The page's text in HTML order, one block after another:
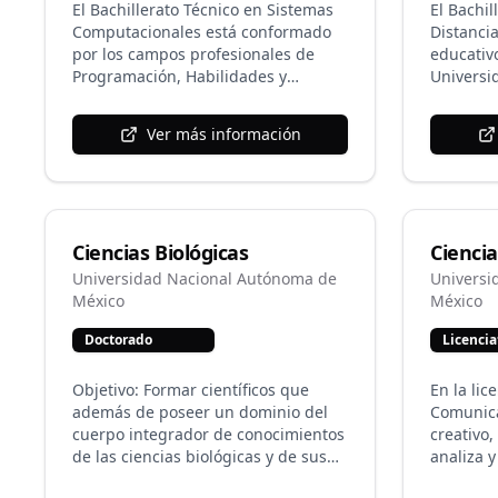
El Bachillerato Técnico en Sistemas
Computacionales está conformado
por los campos profesionales de
Programación, Habilidades y
Web, Seguridad y Redes, en el cual
se producen diseños originales y
estructuras y dominio de lenguajes
de programación, se implementa la
información y se desarrollan
habilidades y estrategias para su
desenvolvimiento, aunado al campo
distingue los procesos laborales
profesionales con calidad,
seguridad, capacidad de gestión,
respeto, mediación, innovación y
responsabilidad social.
Ver más información
El
a
realizar
para
del
Ciencias Biológicas
Universidad Nacional Autónoma de
México
Doctorado
Objetivo: Formar científicos que
además de poseer un dominio del
cuerpo integrador de conocimientos
de las ciencias biológicas y de sus
México
En la
analiza